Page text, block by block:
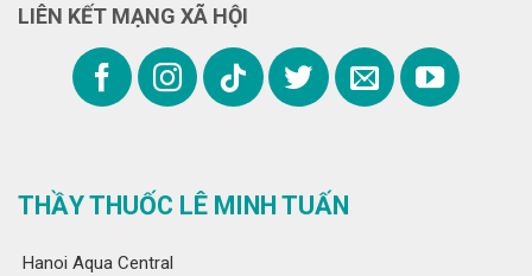
LIÊN KẾT MẠNG XÃ HỘI
THẦY THUỐC LÊ MINH TUẤN
Hanoi Aqua Central